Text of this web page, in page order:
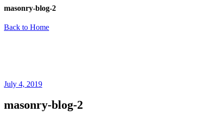
masonry-blog-2
Back to Home
July 4, 2019
masonry-blog-2